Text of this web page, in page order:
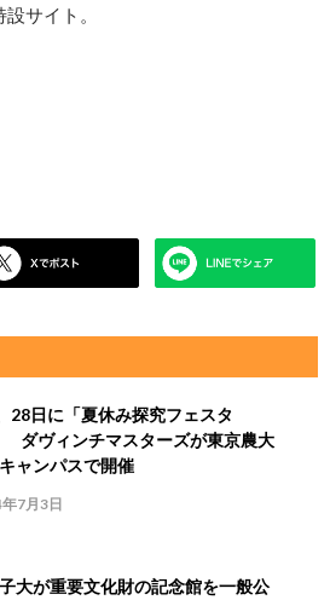
サイト。
28日に「夏休み探究フェスタ
ダヴィンチマスターズが東京農大
ャンパスで開催
7月3日
大が重要文化財の記念館を一般公